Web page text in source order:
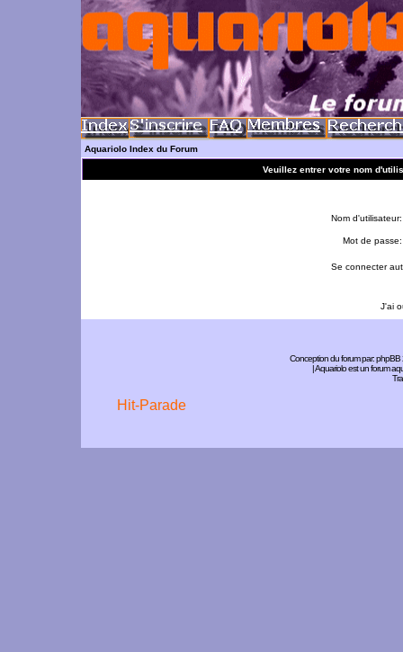
Aquariolo Index du Forum
Veuillez entrer votre nom
Nom d'utilisateur:
Mot de passe:
Se connecter
J'ai
Conception du forum par:phpBB
| Aquariolo est un forum